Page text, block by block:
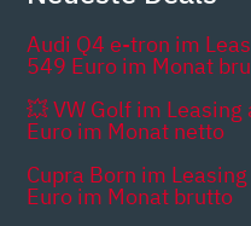
Audi Q4 e-tron im
549 Euro im Monat
💥 VW Golf im
Euro im Monat netto
Cupra Born im
Euro im Monat brutto